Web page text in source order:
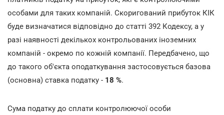
особами для таких компаній. Скоригований прибуток КІК
буде визначатися відповідно до статті 392 Кодексу, а у
разі наявності декількох контрольованих іноземних
компаній - окремо по кожній компанії. Передбачено, що
до такого об'єкта оподаткування застосовується базова
(основна) ставка податку - 18 %.
Сума податку до сплати контролюючої особи